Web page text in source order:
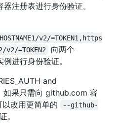
注册表进行身份验证。
v2/=TOKEN1,https
v2/=TOKEN2
向两个
进行身份验证。
and
如果只需向 github.com 容
改用更简单的
--github-
。